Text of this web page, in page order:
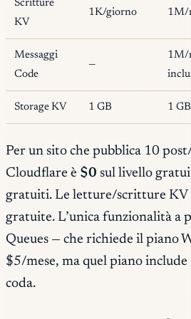
Scritture
KV
1K/giorno 1M/
Messaggi
Code
—
1M/
Storage KV 1 GB 1
Per un sito che pubblica 10
Cloudflare è $0 sul livello
gratuiti. Le letture/scritture KV
gratuite. L’unica funzionalità a
Queues — che richiede il piano
$5/mese, ma quel piano
coda.